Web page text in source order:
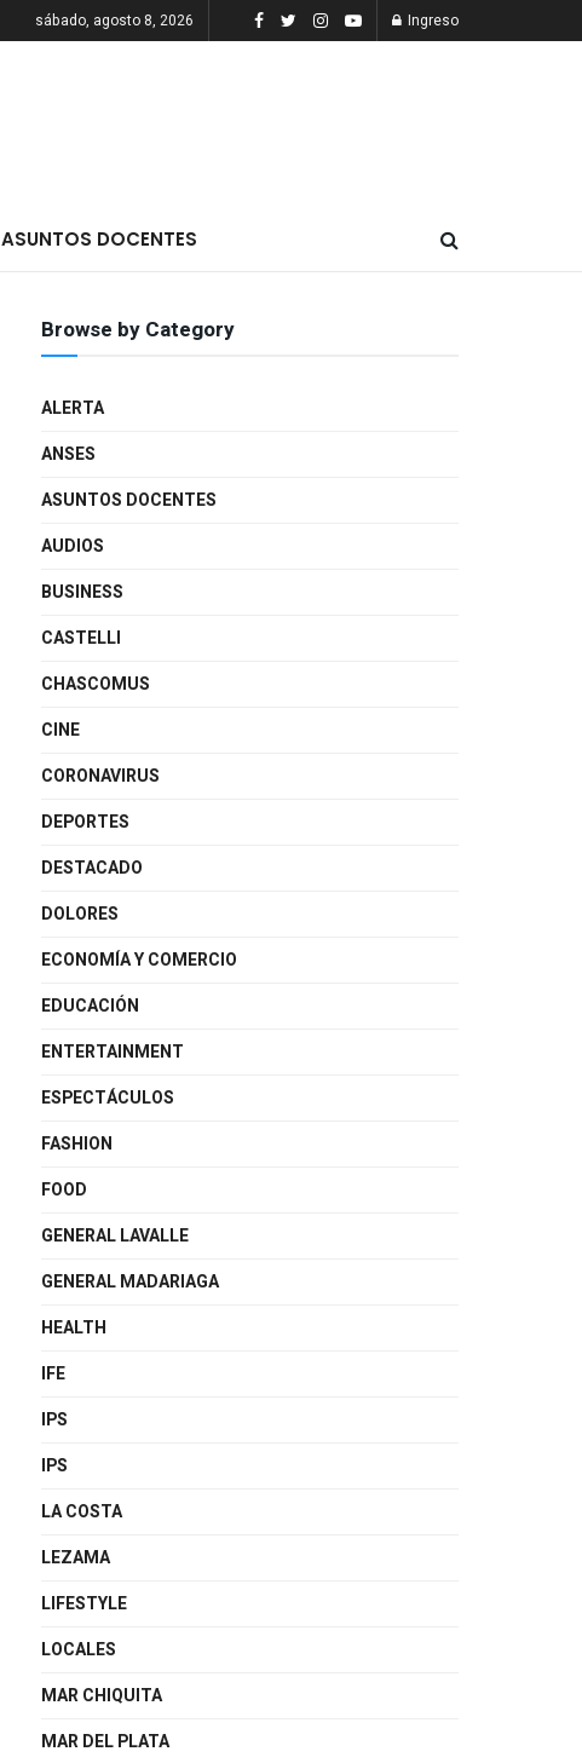
sábado, agosto 8, 2026 Ingreso
ASUNTOS DOCENTES
Browse by Category
ALERTA
ANSES
ASUNTOS DOCENTES
AUDIOS
BUSINESS
CASTELLI
CHASCOMUS
CINE
CORONAVIRUS
DEPORTES
DESTACADO
DOLORES
ECONOMÍA Y COMERCIO
EDUCACIÓN
ENTERTAINMENT
ESPECTÁCULOS
FASHION
FOOD
GENERAL LAVALLE
GENERAL MADARIAGA
HEALTH
IFE
IPS
IPS
LA COSTA
LEZAMA
LIFESTYLE
LOCALES
MAR CHIQUITA
MAR DEL PLATA